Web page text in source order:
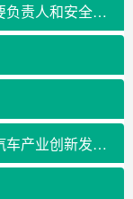
我公司现已全面开展生产经营单位主要负责人和安全管理人员及特种作业电工、焊接与热切割、高处、制冷与空调、金属非金属矿山和危险化学品及其他人员安全作业培训业务
安徽省人民政府关于印发支持新能源汽车产业创新发展和推广应用若干政策的通知